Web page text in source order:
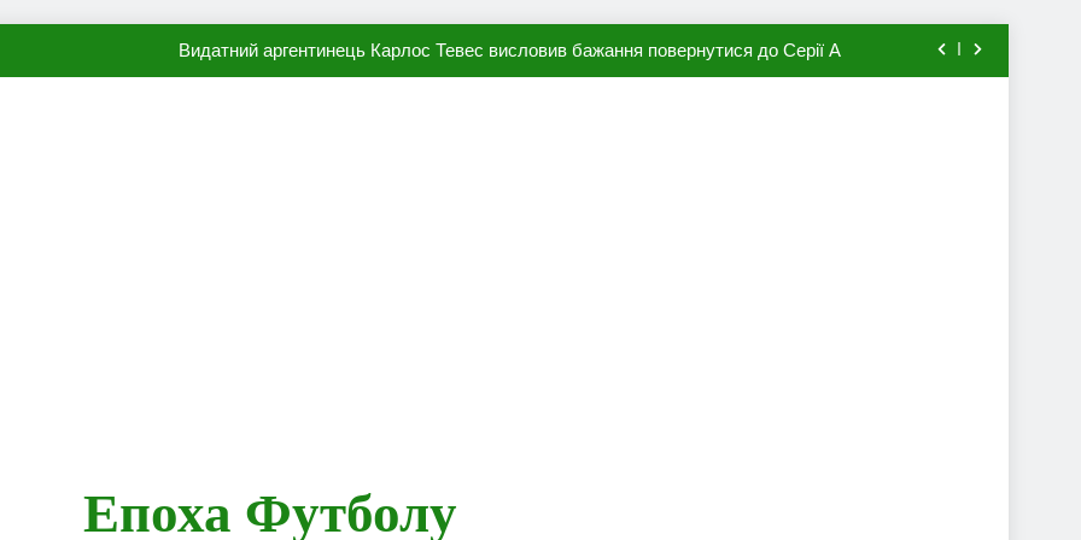
Видатний аргентинець Карлос Тевес висловив бажання повернутися до Серії А
Епоха Футболу